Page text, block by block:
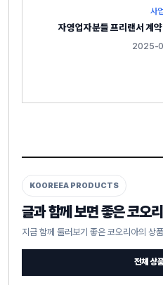
사업
자영업자분들 프리랜서 계
2025-
KOOREEA PRODUCTS
글과 함께 보면 좋은 코오
지금 함께 둘러보기 좋은 코오리아의 상
전체 상